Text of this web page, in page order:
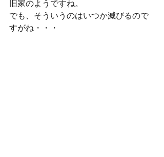
旧家のようですね。
でも、そういうのはいつか滅びるので
すがね・・・